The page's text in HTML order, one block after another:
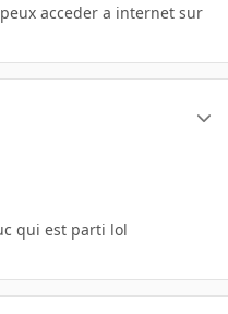
acceder a internet sur
qui est parti lol